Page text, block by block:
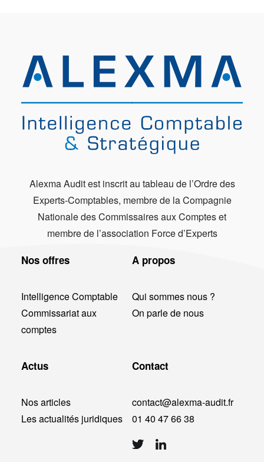
Alexma Audit est inscrit au tableau de l’Ordre des
Experts-Comptables, membre de la Compagnie
Nationale des Commissaires aux Comptes et
membre de l’association Force d’Experts
Nos offres
Intelligence Comptable
Commissariat aux
comptes
A propos
Qui sommes nous ?
On parle de nous
Actus
Nos articles
Les actualités juridiques
Contact
contact@alexma-audit.fr
01 40 47 66 38